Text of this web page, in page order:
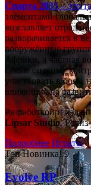
Спарта 2035– это
элементами
возглавляет отряд
разворачивается в
вооружённые
Африки, а частная
самые опасные
участвовать в боях,
влияющие на
Разработкой и
Lipsar Studio. Релиз
Подробнее Играть!
Топ Новинка! 9
Evolve RP